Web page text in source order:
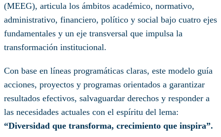
(MEEG), articula los ámbitos académico, normativo,
administrativo, financiero, político y social bajo cuatro ejes
fundamentales y un eje transversal que impulsa la
transformación institucional.
Con base en líneas programáticas claras, este modelo guía
acciones, proyectos y programas orientados a garantizar
resultados efectivos, salvaguardar derechos y responder a
las necesidades actuales con el espíritu del lema:
“Diversidad que transforma, crecimiento que inspira”.